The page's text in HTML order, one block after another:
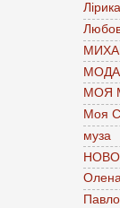
Лірика
МОЯ
Моя
муза
Олена